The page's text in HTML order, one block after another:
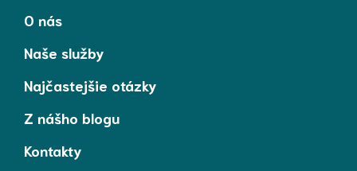
O nás
Naše služby
Najčastejšie otázky
Z nášho blogu
Kontakty